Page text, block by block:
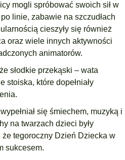
mogli spróbować swoich sił w
linie, zabawie na szczudłach
cieszyły się również
oraz wiele innych aktywności
animatorów.
słodkie przekąski – wata
stoiska, które dopełniały
się śmiechem, muzyką i
na twarzach dzieci były
tegoroczny Dzień Dziecka w
sukcesem.